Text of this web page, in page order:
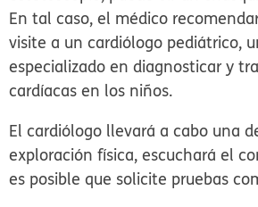
En tal caso, el médico
visite a un cardiólogo pediátrico,
especializado en diagnosticar y
cardíacas en los niños.
El cardiólogo llevará a cabo una
exploración física, escuchará el
es posible que solicite pruebas